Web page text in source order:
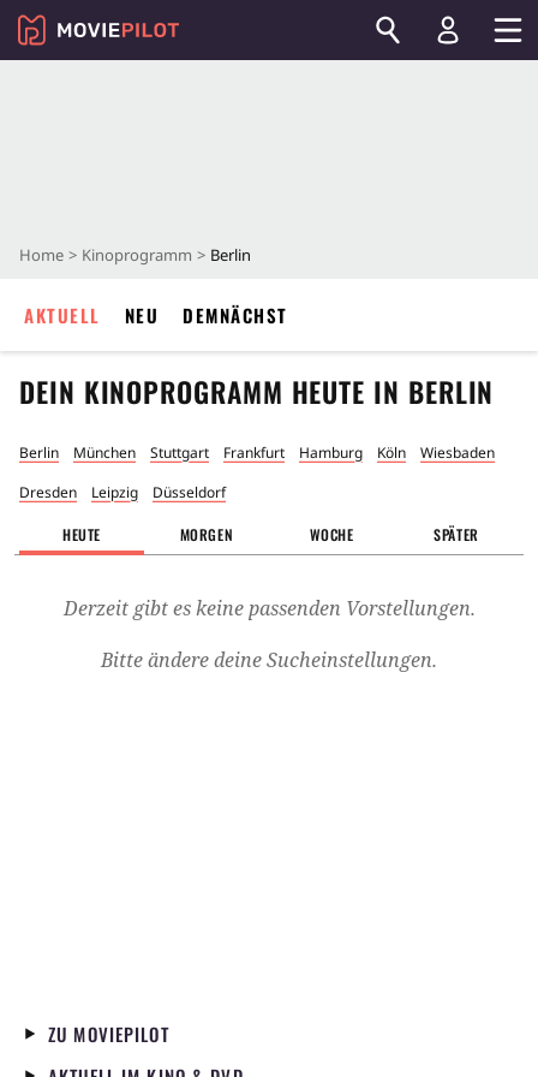
Home Kinoprogramm Berlin
AKTUELL NEU DEMNÄCHST
DEIN KINOPROGRAMM HEUTE IN BERLIN
Berlin München Stuttgart Frankfurt Hamburg Köln
Wiesbaden
Dresden
Leipzig Düsseldorf
HEUTE MORGEN WOCHE SPÄTER
Derzeit gibt es keine passenden Vorstellungen.
Bitte ändere deine Sucheinstellungen.
ZU MOVIEPILOT